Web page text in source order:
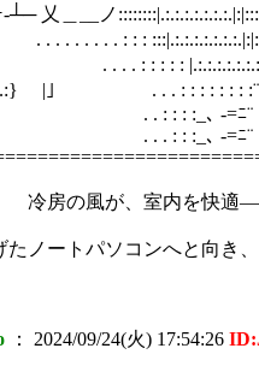
乂＿__ノ
. . . . . . . . . : : :
. . . . : : : : : |.:.:.:.:.:.:.:.|:|:::
|｣ . . . : : : : : : :
} . . : : : :_､ -=ﾆ¨ .
ﾆ¨ . . . . : :
快適――のらきゃっ
コンへと向き、パジャ
： 2024/09/24(火) 17:54:26